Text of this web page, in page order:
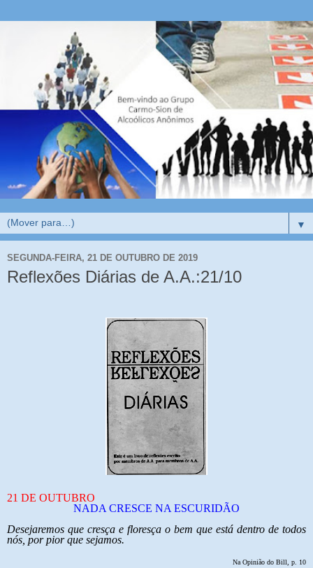
▼
SEGUNDA-FEIRA, 21 DE OUTUBRO DE 2019
Reflexões Diárias de A.A.:21/10
21 DE OUTUBRO
NADA CRESCE NA ESCURIDÃO
Desejaremos que cresça e floresça o bem que está dentro de todos
nós, por pior que sejamos.
Na Opinião do Bill, p. 10